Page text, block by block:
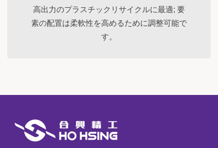
高出力のプラスチックリサイクルに最適; 要
素の配置は柔軟性を高めるために調整可能で
す。